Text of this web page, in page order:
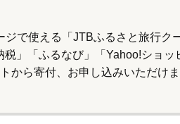
ジで使える
「JTBふるさと旅行ク
」
「ふるなび」「Yahoo!ショ
から寄付、 お申し込みいただけま